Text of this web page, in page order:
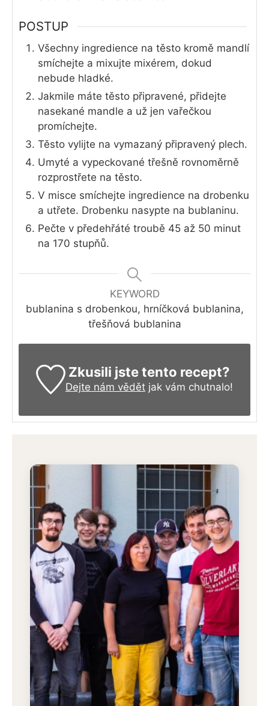
POSTUP
Všechny ingredience na těsto kromě mandlí
smíchejte a mixujte mixérem, dokud
nebude hladké.
Jakmile máte těsto připravené, přidejte
nasekané mandle a už jen vařečkou
promíchejte.
Těsto vylijte na vymazaný připravený plech.
Umyté a vypeckované třešně rovnoměrně
rozprostřete na těsto.
V misce smíchejte ingredience na drobenku
a utřete. Drobenku nasypte na bublaninu.
Pečte v předehřáté troubě 45 až 50 minut
na 170 stupňů.
KEYWORD
bublanina s drobenkou, hrníčková bublanina,
třešňová bublanina
Zkusili jste tento recept?
Dejte nám vědětjak vám chutnalo!